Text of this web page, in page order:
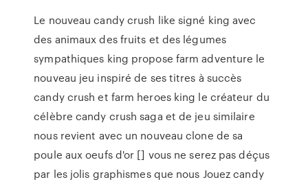
Le nouveau candy crush like signé king avec
des animaux des fruits et des légumes
sympathiques king propose farm adventure le
nouveau jeu inspiré de ses titres à succès
candy crush et farm heroes king le créateur du
célèbre candy crush saga et de jeu similaire
nous revient avec un nouveau clone de sa
poule aux oeufs d'or [] vous ne serez pas déçus
par les jolis graphismes que nous Jouez candy